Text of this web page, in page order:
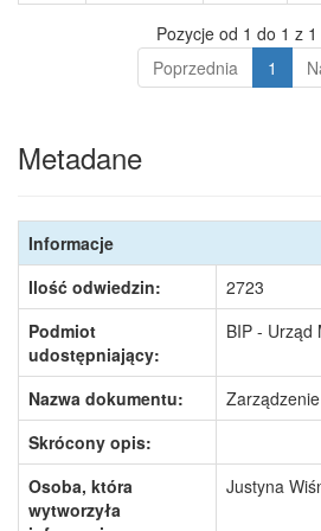
Pozycje od 1 do 1 z 1
Poprzednia
1
Metadane
Informacje
Ilość odwiedzin:
2723
Podmiot
udostępniający:
BIP - Urząd
Nazwa dokumentu:
Skrócony opis:
Osoba, która
wytworzyła
Justyna